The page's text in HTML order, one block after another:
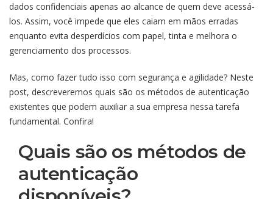
dados confidenciais apenas ao alcance de quem deve acessá-
los. Assim, você impede que eles caiam em mãos erradas
enquanto evita desperdícios com papel, tinta e melhora o
gerenciamento dos processos.
Mas, como fazer tudo isso com segurança e agilidade? Neste
post, descreveremos quais são os métodos de autenticação
existentes que podem auxiliar a sua empresa nessa tarefa
fundamental. Confira!
Quais são os métodos de
autenticação